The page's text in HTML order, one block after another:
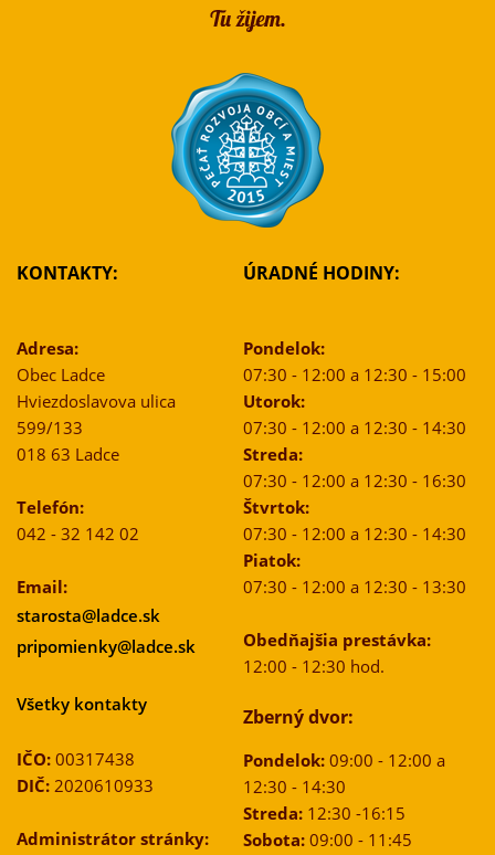
KONTAKTY:
Adresa:
Obec Ladce
Hviezdoslavova ulica
599/133
018 63 Ladce
Telefón:
042 - 32 142 02
Email:
starosta@ladce.sk
pripomienky@ladce.sk
Všetky kontakty
IČO: 00317438
DIČ: 2020610933
Administrátor stránky:
ÚRADNÉ HODINY:
Pondelok:
07:30 - 12:00 a 12:30 - 15:00
Utorok:
07:30 - 12:00 a 12:30 - 14:30
Streda:
07:30 - 12:00 a 12:30 - 16:30
Štvrtok:
07:30 - 12:00 a 12:30 - 14:30
Piatok:
07:30 - 12:00 a 12:30 - 13:30
Obedňajšia prestávka:
12:00 - 12:30 hod.
Zberný dvor:
Pondelok:09:00 - 12:00 a
12:30 - 14:30
Streda:12:30 -16:15
Sobota:09:00 - 11:45